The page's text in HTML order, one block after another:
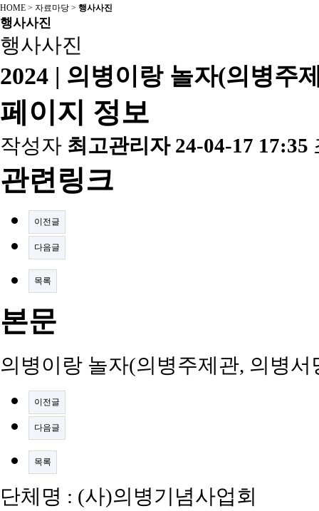
HOME > 자료마당 > 행사사진
행사사진
행사사진
2024 | 의병이랑 놀자(의병주
페이지 정보
작성자 최고관리자 24-04-17 17:35
관련링크
이전글
다음글
목록
본문
의병이랑 놀자(의병주제관, 의병
이전글
다음글
목록
단체명 : (사)의병기념사업회